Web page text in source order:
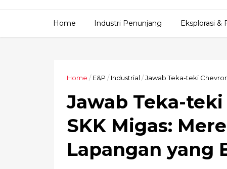
Home Industri Penunjang Eksplorasi &
Home / E&P / Industrial /Jawab Teka-teki
Jawab Teka-
SKK Migas:
Lapangan yang